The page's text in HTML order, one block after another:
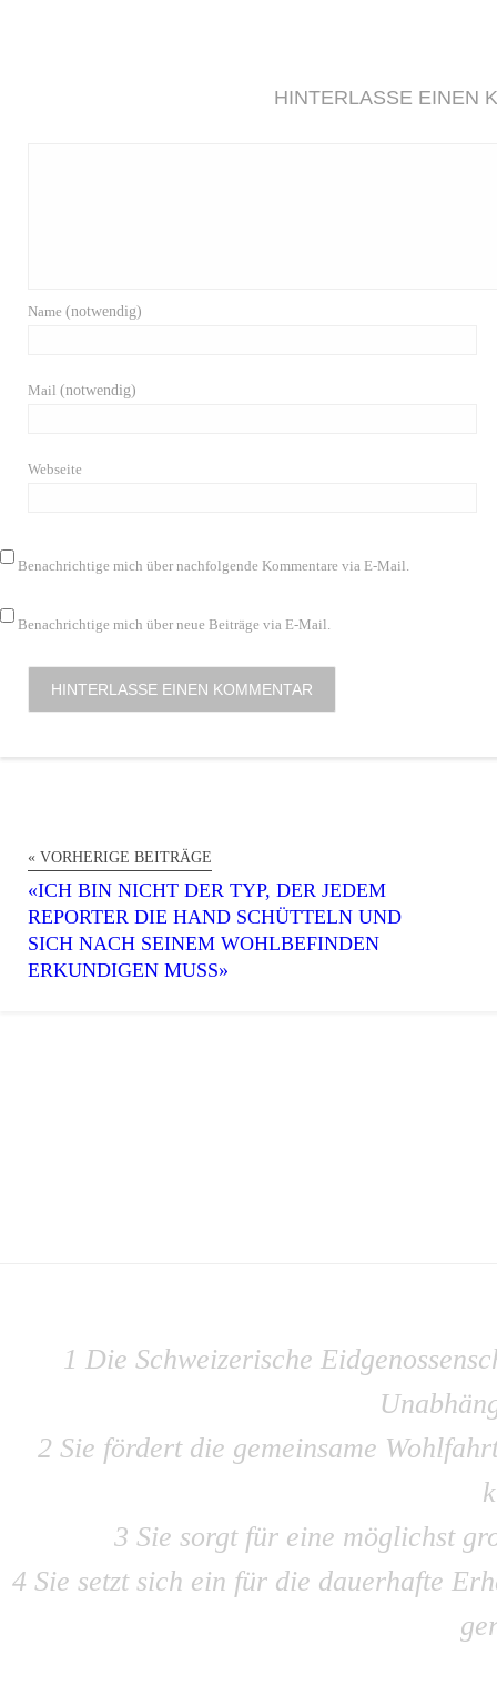
HINTERLASSE EINEN
Name (notwendig)
Mail (notwendig)
Webseite
Benachrichtige mich über nachfolgende Kommentare via E-Mail.
Benachrichtige mich über neue Beiträge via E-Mail.
« VORHERIGE BEITRÄGE
«ICH BIN NICHT DER TYP, DER JEDEM
REPORTER DIE HAND SCHÜTTELN UND
SICH NACH SEINEM WOHLBEFINDEN
ERKUNDIGEN MUSS»
1 Die Schweizerische
2 Sie fördert die gemeinsame
3 Sie sorgt für eine möglichst
4 Sie setzt sich ein für die dauerhafte